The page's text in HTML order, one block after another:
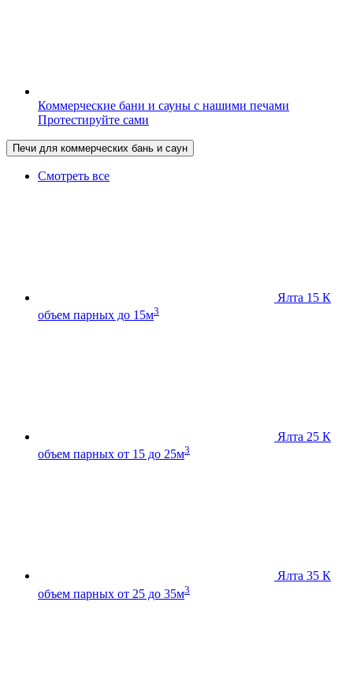
Коммерческие бани и сауны с нашими печами
Протестируйте сами
Печи для коммерческих бань и саун
Смотреть все
Ялта 15 К
объем парных до 15м3
Ялта 25 К
объем парных от 15 до 25м3
Ялта 35 К
объем парных от 25 до 35м3